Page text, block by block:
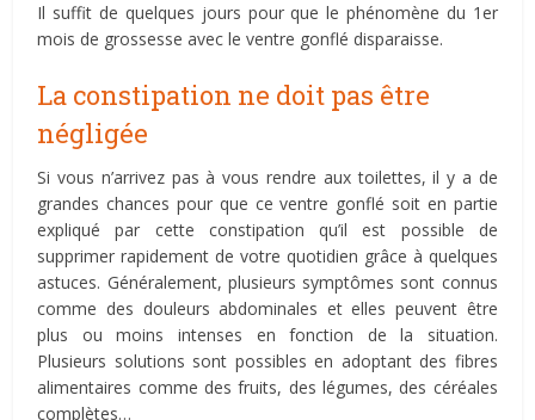
Il suffit de quelques jours pour que le phénomène du 1er
mois de grossesse avec le ventre gonflé disparaisse.
La constipation ne doit pas être
négligée
Si vous n’arrivez pas à vous rendre aux toilettes, il y a de
grandes chances pour que ce ventre gonflé soit en partie
expliqué par cette constipation qu’il est possible de
supprimer rapidement de votre quotidien grâce à quelques
astuces. Généralement, plusieurs symptômes sont connus
comme des douleurs abdominales et elles peuvent être
plus ou moins intenses en fonction de la situation.
Plusieurs solutions sont possibles en adoptant des fibres
alimentaires comme des fruits, des légumes, des céréales
complètes…